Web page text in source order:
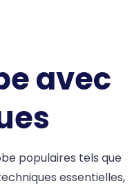
avec
populaires tels que
essentielles,